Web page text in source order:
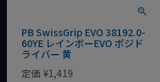
PB SwissGrip EVO 38192.0-
60YE レインボーEVO ポジド
ライバー 黄
定価 ¥1,419